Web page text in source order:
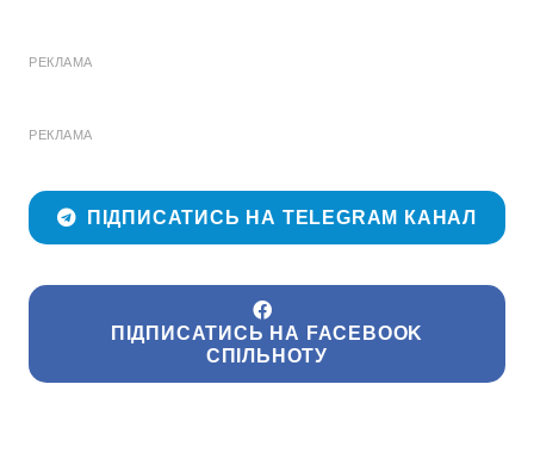
РЕКЛАМА
РЕКЛАМА
ПІДПИСАТИСЬ НА TELEGRAM КАНАЛ
ПІДПИСАТИСЬ НА FACEBOOK
СПІЛЬНОТУ